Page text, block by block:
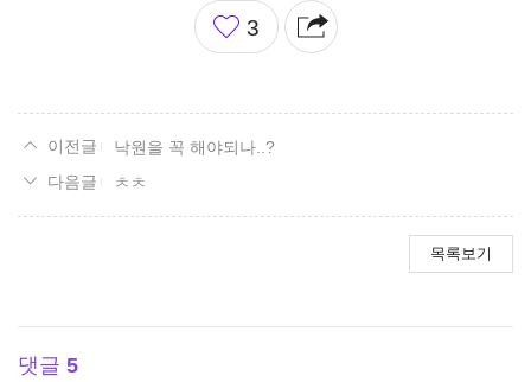
좋
아
3
낙원을 꼭 해야되나..?
ㅊㅊ
목록보기
댓글 5